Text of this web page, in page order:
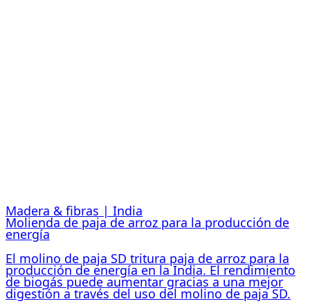
Madera & fibras | India
Molienda de paja de arroz para la producción de
energía
El molino de paja SD tritura paja de arroz para la
producción de energía en la India. El rendimiento
de biogás puede aumentar gracias a una mejor
digestión a través del uso del molino de paja SD.